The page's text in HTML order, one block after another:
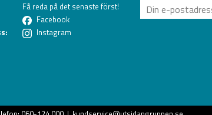
Få reda på det senaste först!
Facebook
Instagram